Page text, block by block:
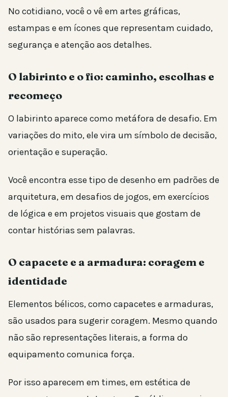
No cotidiano, você o vê em artes gráficas,
estampas e em ícones que representam cuidado,
segurança e atenção aos detalhes.
O labirinto e o fio: caminho, escolhas e
recomeço
O labirinto aparece como metáfora de desafio. Em
variações do mito, ele vira um símbolo de decisão,
orientação e superação.
Você encontra esse tipo de desenho em padrões de
arquitetura, em desafios de jogos, em exercícios
de lógica e em projetos visuais que gostam de
contar histórias sem palavras.
O capacete e a armadura: coragem e
identidade
Elementos bélicos, como capacetes e armaduras,
são usados para sugerir coragem. Mesmo quando
não são representações literais, a forma do
equipamento comunica força.
Por isso aparecem em times, em estética de